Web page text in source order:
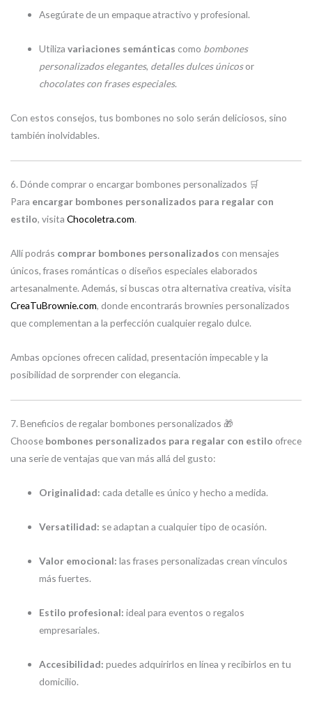
Asegúrate de un empaque atractivo y profesional.
Utilizavariaciones semánticas como bombones
personalizados elegantes, detalles dulces únicosor
chocolates con frases especiales.
Con estos consejos, tus bombones no solo serán deliciosos, sino
también inolvidables.
6. Dónde comprar o encargar bombones personalizados 🛒
Para encargar bombones personalizados para regalar con
estilo, visita Chocoletra.com.
Allí podrás comprar bombones personalizados con mensajes
únicos, frases románticas o diseños especiales elaborados
artesanalmente. Además, si buscas otra alternativa creativa, visita
CreaTuBrownie.com, donde encontrarás brownies personalizados
que complementan a la perfección cualquier regalo dulce.
Ambas opciones ofrecen calidad, presentación impecable y la
posibilidad de sorprender con elegancia.
7. Beneficios de regalar bombones personalizados 🎁
Choose bombones personalizados para regalar con estilo ofrece
una serie de ventajas que van más allá del gusto:
Originalidad: cada detalle es único y hecho a medida.
Versatilidad: se adaptan a cualquier tipo de ocasión.
Valor emocional: las frases personalizadas crean vínculos
más fuertes.
Estilo profesional: ideal para eventos o regalos
empresariales.
Accesibilidad: puedes adquirirlos en línea y recibirlos en tu
domicilio.